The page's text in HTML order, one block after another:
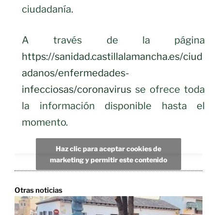
ciudadanía.
A través de la página
https://sanidad.castillalamancha.es/ciud
adanos/enfermedades-
infecciosas/coronavirus se ofrece toda
la información disponible hasta el
momento.
Haz clic para aceptar cookies de
marketing y permitir este contenido
Otras noticias